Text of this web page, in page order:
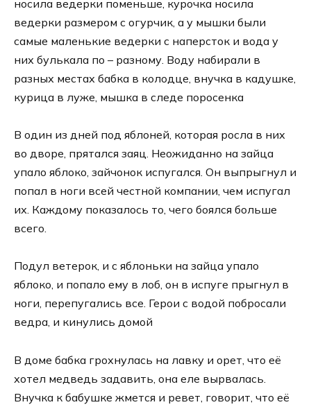
носила ведерки поменьше, курочка носила
ведерки размером с огурчик, а у мышки были
самые маленькие ведерки с наперсток и вода у
них булькала по – разному. Воду набирали в
разных местах бабка в колодце, внучка в кадушке,
курица в луже, мышка в следе поросенка
В один из дней под яблоней, которая росла в них
во дворе, прятался заяц. Неожиданно на зайца
упало яблоко, зайчонок испугался. Он выпрыгнул и
попал в ноги всей честной компании, чем испугал
их. Каждому показалось то, чего боялся больше
всего.
Подул ветерок, и с яблоньки на зайца упало
яблоко, и попало ему в лоб, он в испуге прыгнул в
ноги, перепугались все. Герои с водой побросали
ведра, и кинулись домой
В доме бабка грохнулась на лавку и орет, что её
хотел медведь задавить, она еле вырвалась.
Внучка к бабушке жмется и ревет, говорит, что её